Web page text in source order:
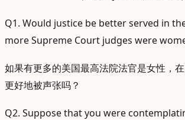
Q1. Would justice be better served in
more Supreme Court judges were
如果有更多的美国最高法院法官是女性，
更好地被声张吗？
Q2. Suppose that you were